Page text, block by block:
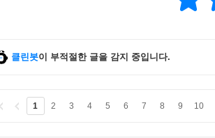
클린봇이 부적절한 글을 감지 중입니다.
1 2 3 4 5 6 7 8 9 10